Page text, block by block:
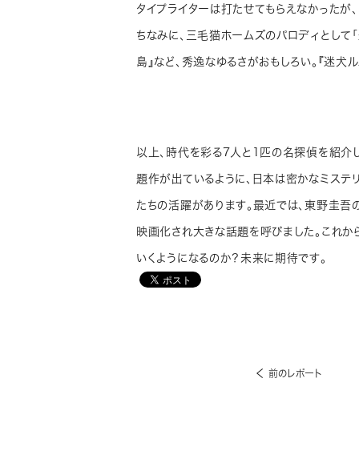
タイプライターは打たせてもらえなかったが
ちなみに、三毛猫ホームズのパロディとして
島』など、秀逸なゆるさがおもしろい。『迷
以上、時代を彩る7人と1匹の名探偵を紹介
題作が出ているように、日本は密かなミステ
たちの活躍があります。最近では、東野圭吾
映画化され大きな話題を呼びました。これか
いくようになるのか？未来に期待です。
前のレポート